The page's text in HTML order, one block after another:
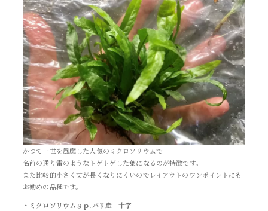
かつて一世を風靡した人気のミクロソリウムで
名前の通り雷のようなトゲトゲした葉になるのが特徴です。
また比較的小さく丈が長くなりにくいのでレイアウトのワンポイントにも
お勧めの品種です。
・ミクロソリウムｓｐ.バリ産 十字